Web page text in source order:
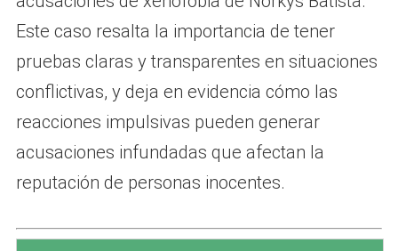
Este caso resalta la importancia de tener
pruebas claras y transparentes en situaciones
conflictivas, y deja en evidencia cómo las
reacciones impulsivas pueden generar
acusaciones infundadas que afectan la
reputación de personas inocentes.